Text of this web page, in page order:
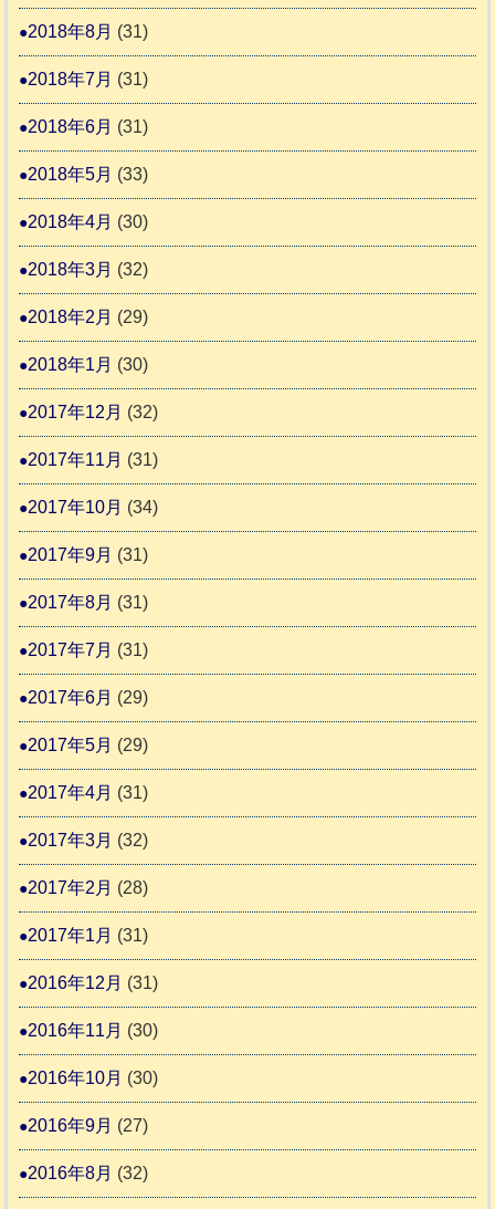
2018年8月 (31)
2018年7月 (31)
2018年6月 (31)
2018年5月 (33)
2018年4月 (30)
2018年3月 (32)
2018年2月 (29)
2018年1月 (30)
2017年12月 (32)
2017年11月 (31)
2017年10月 (34)
2017年9月 (31)
2017年8月 (31)
2017年7月 (31)
2017年6月 (29)
2017年5月 (29)
2017年4月 (31)
2017年3月 (32)
2017年2月 (28)
2017年1月 (31)
2016年12月 (31)
2016年11月 (30)
2016年10月 (30)
2016年9月 (27)
2016年8月 (32)